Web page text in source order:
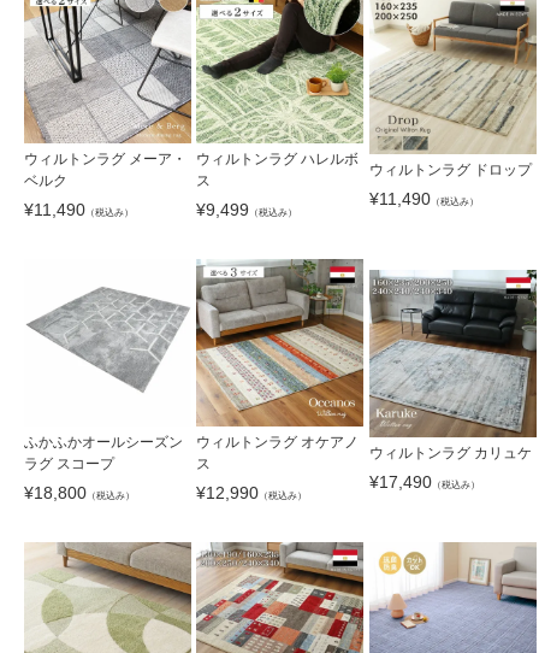
ウィルトンラグ メーア・
ベルク
¥11,490 （税込み）
ウィルトンラグ ハレルボ
ス
¥9,499 （税込み）
ウィルトンラグ ドロップ
¥11,490（税込み）
ふかふかオールシーズン
ラグ スコープ
¥18,800 （税込み）
ウィルトンラグ オケアノ
ス
¥12,990 （税込み）
ウィルトンラグ カリュケ
¥17,490（税込み）